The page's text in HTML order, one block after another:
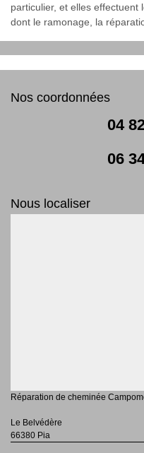
particulier, et elles
dont le ramonage, la
Nos coordonnées
04
06
Nous localiser
Réparation de cheminée
Le Belvédère
66380 Pia